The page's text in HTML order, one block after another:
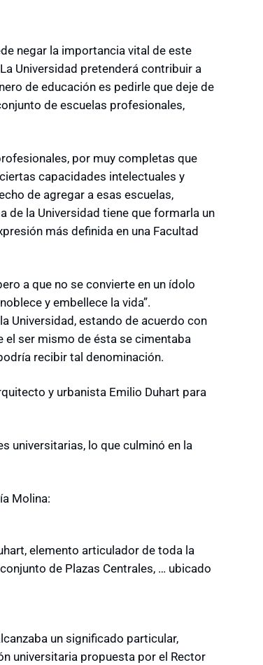
negar la importancia vital de este
Universidad pretenderá contribuir a
de educación es pedirle que deje de
de escuelas profesionales,
por muy completas que
capacidades intelectuales y
de agregar a esas escuelas,
de la Universidad tiene que formarla un
más definida en una Facultad
a que no se convierte en un ídolo
y embellece la vida”.
Universidad, estando de acuerdo con
el ser mismo de ésta se cimentaba
recibir tal denominación.
y urbanista Emilio Duhart para
universitarias, lo que culminó en la
Molina:
elemento articulador de toda la
de Plazas Centrales, … ubicado
un significado particular,
universitaria propuesta por el Rector